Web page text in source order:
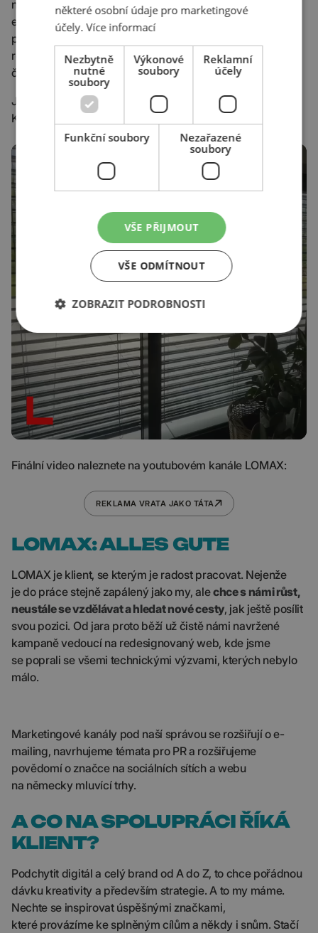
nebo vytvořili náměty a scénáře pro videa, která natočili
externí kolegové. Součástí samozřejmě byla i produkce
pro náš pravidelný obsah, který je strategický
rozplánovaný na půl roku dopředu, ať už jde o sociální sítě
či blog.
Jak to vypadá na natáčení videa k výročí 30 let na trhu?
Kluci z
MadMenMedia zkrátka vědí, jak na to.
Finální video naleznete na youtubovém kanále LOMAX:
REKLAMA VRATA JAKO TÁTA
LOMAX: ALLES GUTE
LOMAX je klient, se kterým je radost pracovat. Nejenže
je do práce stejně zapálený jako my, alechce s námi růst,
neustále se vzdělávat a hledat nové cesty, jak ještě posílit
svou pozici. Od jara proto běží už čistě námi navržené
kampaně vedoucí na redesignovaný web, kde jsme
se poprali se všemi technickými výzvami, kterých nebylo
málo.
Marketingové kanály pod naší správou se rozšiřují o e-
mailing, navrhujeme témata pro PR a rozšiřujeme
povědomí o značce na sociálních sítích a webu
na německy mluvící trhy.
A CO NA SPOLUPRÁCI ŘÍKÁ
KLIENT?
Podchytit digitál a celý brand od A do Z, to chce pořádnou
dávku kreativity a především strategie. A to my máme.
Nechte se inspirovat úspěšnými značkami,
které provázíme ke splněným cílům a někdy i snům. Stačí
některé osobní údaje pro marketingové
účely.Více informací
Nezbytně
nutné
soubory
Výkonové
soubory
Reklamní
účely
Funkční soubory
Nezařazené
soubory
VŠE PŘIJMOUT
VŠE ODMÍTNOUT
ZOBRAZIT PODROBNOSTI